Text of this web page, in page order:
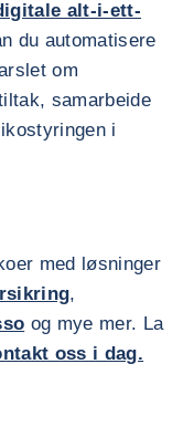
alt-i-ett-
du automatisere
om
samarbeide
i
med løsninger
,
og mye mer. La
oss i dag.